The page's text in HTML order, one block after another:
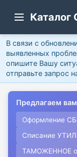
Каталог
В связи с
выявленных
опишите Вашу
отправьте запрос
Предлагаем
Оформление
Списание
ТАМОЖЕННОЕ